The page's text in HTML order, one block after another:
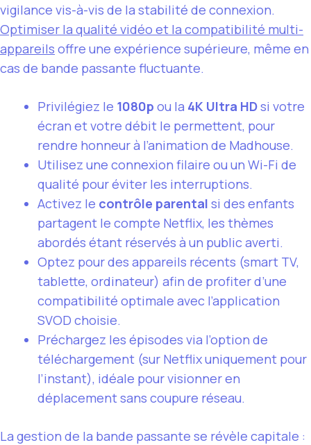
vigilance vis-à-vis de la stabilité de connexion.
Optimiser la qualité vidéo et la compatibilité multi-
appareils offre une expérience supérieure, même en
cas de bande passante fluctuante.
Privilégiez le 1080p ou la 4K Ultra HDsi votre
écran et votre débit le permettent, pour
rendre honneur à l’animation de Madhouse.
Utilisez une connexion filaire ou un Wi-Fi de
qualité pour éviter les interruptions.
Activez le contrôle parental si des enfants
partagent le compte Netflix, les thèmes
abordés étant réservés à un public averti.
Optez pour des appareils récents (smart TV,
tablette, ordinateur) afin de profiter d’une
compatibilité optimale avec l’application
SVOD choisie.
Préchargez les épisodes via l’option de
téléchargement (sur Netflix uniquement pour
l’instant), idéale pour visionner en
déplacement sans coupure réseau.
La gestion de la bande passante se révèle capitale :